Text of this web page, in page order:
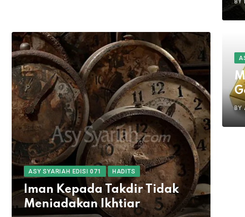
BY
ASY SYARIAH EDISI 071 HADITS
Iman Kepada Takdir Tidak
Meniadakan Ikhtiar
BY